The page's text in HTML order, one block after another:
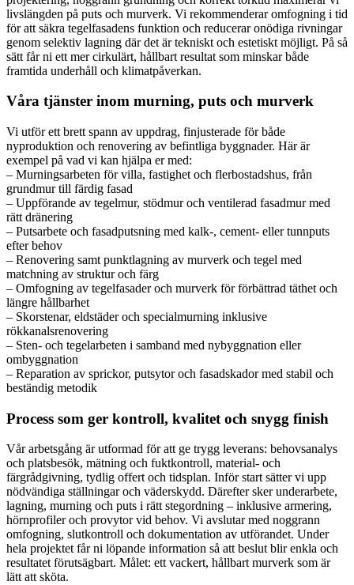
livslängden på puts och murverk. Vi rekommenderar omfogning i tid
för att säkra tegelfasadens funktion och reducerar onödiga rivningar
genom selektiv lagning där det är tekniskt och estetiskt möjligt. På så
sätt får ni ett mer cirkulärt, hållbart resultat som minskar både
framtida underhåll och klimatpåverkan.
Våra tjänster inom murning, puts och murverk
Vi utför ett brett spann av uppdrag, finjusterade för både
nyproduktion och renovering av befintliga byggnader. Här är
exempel på vad vi kan hjälpa er med:
– Murningsarbeten för villa, fastighet och flerbostadshus, från
grundmur till färdig fasad
– Uppförande av tegelmur, stödmur och ventilerad fasadmur med
rätt dränering
– Putsarbete och fasadputsning med kalk-, cement- eller tunnputs
efter behov
– Renovering samt punktlagning av murverk och tegel med
matchning av struktur och färg
– Omfogning av tegelfasader och murverk för förbättrad täthet och
längre hållbarhet
– Skorstenar, eldstäder och specialmurning inklusive
rökkanalsrenovering
– Sten- och tegelarbeten i samband med nybyggnation eller
ombyggnation
– Reparation av sprickor, putsytor och fasadskador med stabil och
beständig metodik
Process som ger kontroll, kvalitet och snygg finish
Vår arbetsgång är utformad för att ge trygg leverans: behovsanalys
och platsbesök, mätning och fuktkontroll, material- och
färgrådgivning, tydlig offert och tidsplan. Inför start sätter vi upp
nödvändiga ställningar och väderskydd. Därefter sker underarbete,
lagning, murning och puts i rätt stegordning – inklusive armering,
hörnprofiler och provytor vid behov. Vi avslutar med noggrann
omfogning, slutkontroll och dokumentation av utförandet. Under
hela projektet får ni löpande information så att beslut blir enkla och
resultatet förutsägbart. Målet: ett vackert, hållbart murverk som är
lätt att sköta.